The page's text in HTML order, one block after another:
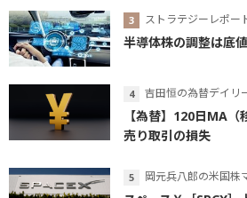
ストラテジーレポー
半導体株の調整は底
吉田恒の為替デイリ
【為替】120日MA
売り取引の損失
岡元兵八郎の米国株